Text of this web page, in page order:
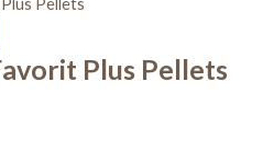
Plus Pellets